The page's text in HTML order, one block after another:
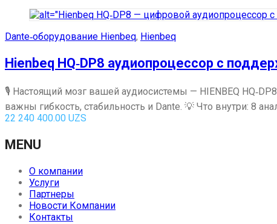
Dante‑оборудование Hienbeq, Hienbeq
Hienbeq HQ‑DP8 аудиопроцессор с
🎙 Настоящий мозг вашей аудиосистемы — HIENBEQ
важны гибкость, стабильность и Dante. 💡 Что внутри: 8
22 240 400.00 UZS
MENU
О компании
Услуги
Партнеры
Новости Компании
Контакты